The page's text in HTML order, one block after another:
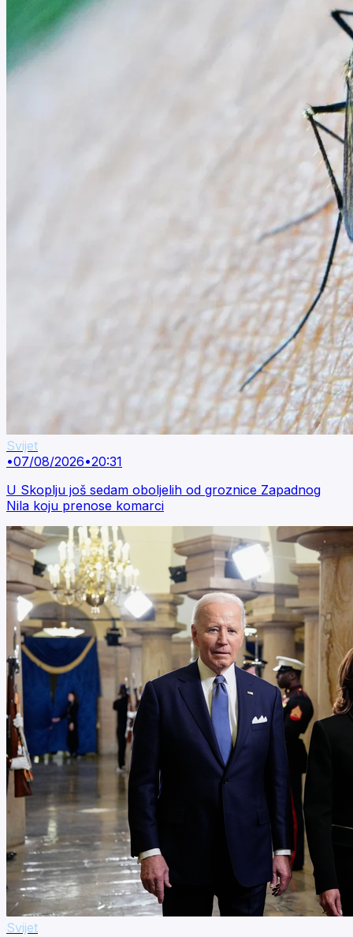
Svijet
•07/08/2026•20:31
U Skoplju još sedam oboljelih od groznice Zapadnog
Nila koju prenose komarci
Svijet